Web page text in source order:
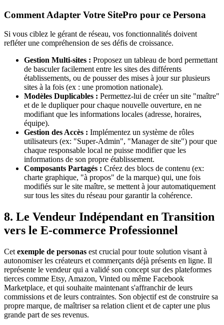
Comment Adapter Votre SitePro pour ce Persona
Si vous ciblez le gérant de réseau, vos fonctionnalités doivent
refléter une compréhension de ses défis de croissance.
Gestion Multi-sites : Proposez un tableau de bord permettant
de basculer facilement entre les sites des différents
établissements, ou de pousser des mises à jour sur plusieurs
sites à la fois (ex : une promotion nationale).
Modèles Duplicables : Permettez-lui de créer un site "maître"
et de le dupliquer pour chaque nouvelle ouverture, en ne
modifiant que les informations locales (adresse, horaires,
équipe).
Gestion des Accès : Implémentez un système de rôles
utilisateurs (ex: "Super-Admin", "Manager de site") pour que
chaque responsable local ne puisse modifier que les
informations de son propre établissement.
Composants Partagés : Créez des blocs de contenu (ex:
charte graphique, "à propos" de la marque) qui, une fois
modifiés sur le site maître, se mettent à jour automatiquement
sur tous les sites du réseau pour garantir la cohérence.
8. Le Vendeur Indépendant en Transition
vers le E-commerce Professionnel
Cet exemple de personas est crucial pour toute solution visant à
autonomiser les créateurs et commerçants déjà présents en ligne. Il
représente le vendeur qui a validé son concept sur des plateformes
tierces comme Etsy, Amazon, Vinted ou même Facebook
Marketplace, et qui souhaite maintenant s'affranchir de leurs
commissions et de leurs contraintes. Son objectif est de construire sa
propre marque, de maîtriser sa relation client et de capter une plus
grande part de ses revenus.